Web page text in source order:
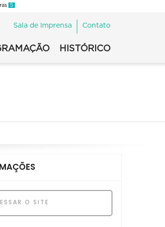
5
Sala de Imprensa Contato
HISTÓRICO
O SITE